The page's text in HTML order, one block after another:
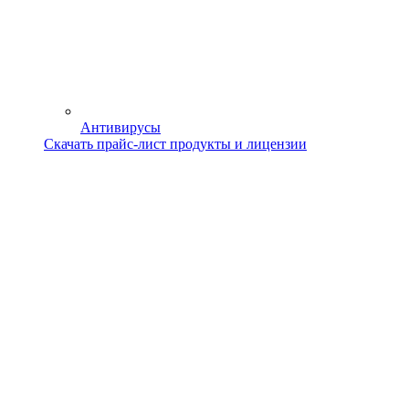
Антивирусы
Скачать прайс-лист продукты и лицензии